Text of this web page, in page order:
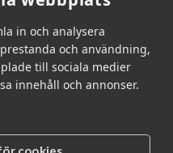
in och analysera
och användning,
till sociala medier
innehåll och annonser.